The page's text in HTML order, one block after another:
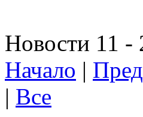
Новости 11 -
Начало |
| Все